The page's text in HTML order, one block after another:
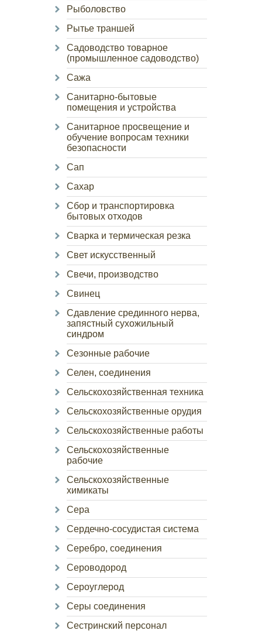
Рыболовство
Рытье траншей
Садоводство товарное
(промышленное садоводство)
Сажа
Санитарно-бытовые
помещения и устройства
Санитарное просвещение и
обучение вопросам техники
безопасности
Сап
Сахар
Сбор и транспортировка
бытовых отходов
Сварка и термическая резка
Свет искусственный
Свечи, производство
Свинец
Сдавление срединного нерва,
запястный сухожильный
синдром
Сезонные рабочие
Селен, соединения
Сельскохозяйственная техника
Сельскохозяйственные орудия
Сельскохозяйственные работы
Сельскохозяйственные
рабочие
Сельскохозяйственные
химикаты
Сера
Сердечно-сосудистая система
Серебро, соединения
Сероводород
Сероуглерод
Серы соединения
Сестринский персонал